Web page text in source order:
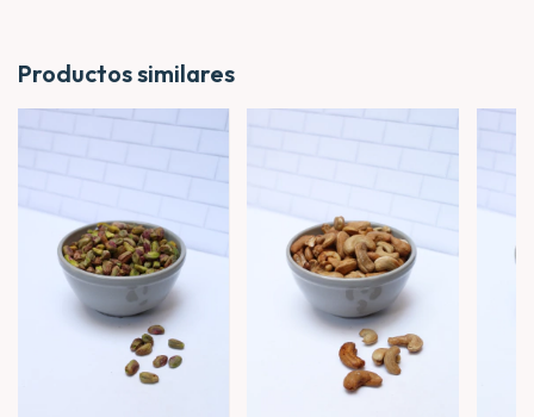
Productos similares